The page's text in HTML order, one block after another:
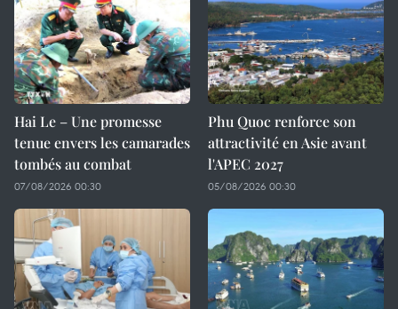
Hai Le – Une promesse
tenue envers les camarades
tombés au combat
07/08/2026 00:30
Phu Quoc renforce son
attractivité en Asie avant
l'APEC 2027
05/08/2026 00:30